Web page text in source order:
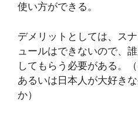
使い方ができる。
デメリットとしては、ス
ュールはできないので、
してもらう必要がある。
あるいは日本人が大好き
か）